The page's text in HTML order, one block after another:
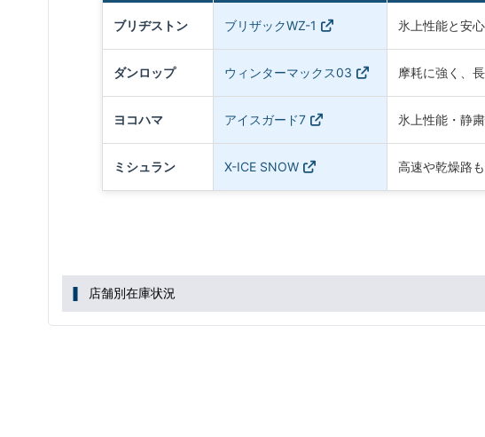
ブリヂストン ブリザックWZ-1 氷上性能と安
ダンロップ ウィンターマックス03 摩耗に強く、
ヨコハマ アイスガード7 氷上性能・静
ミシュラン X-ICE SNOW 高速や乾燥路
店舗別在庫状況